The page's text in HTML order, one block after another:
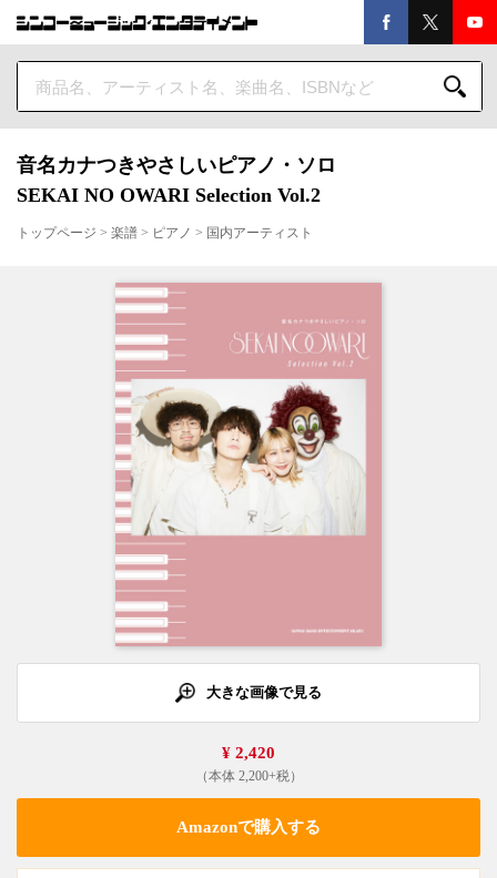
音名カナつきやさしいピアノ・ソロ
SEKAI NO OWARI Selection Vol.2
トップページ > 楽譜 > ピアノ > 国内アーティスト
大きな画像で見る
¥ 2,420
（本体 2,200+税）
Amazonで購入する